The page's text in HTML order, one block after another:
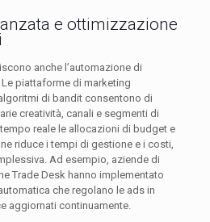
e ottimizzazione
anche l’automazione di
piattaforme di marketing
di bandit consentono di
creatività, canali e segmenti di
reale le allocazioni di budget e
riduce i tempi di gestione e i costi,
Ad esempio, aziende di
Trade Desk hanno implementato
che regolano le ads in
aggiornati continuamente.